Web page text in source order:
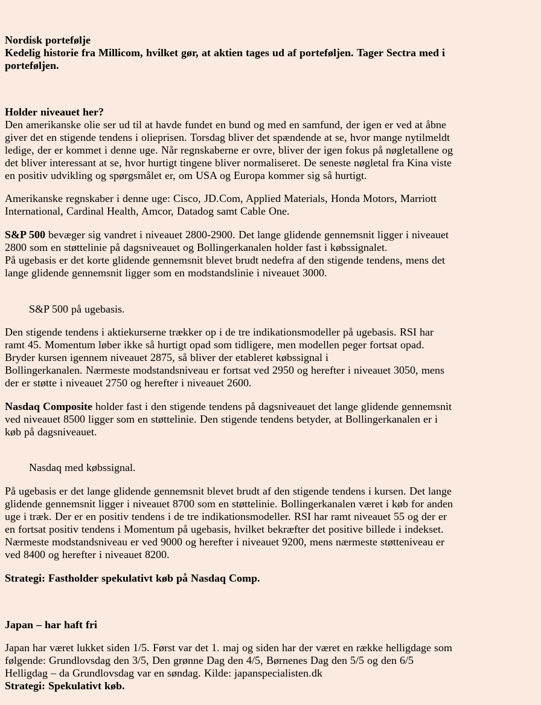
Nordisk portefølje
Kedelig historie fra Millicom, hvilket gør, at aktien tages ud af porteføljen. Tager Sectra med i
porteføljen.
Holder niveauet her?
Den amerikanske olie ser ud til at havde fundet en bund og med en samfund, der igen er ved at åbne
giver det en stigende tendens i olieprisen. Torsdag bliver det spændende at se, hvor mange nytilmeldt
ledige, der er kommet i denne uge. Når regnskaberne er ovre, bliver der igen fokus på nøgletallene og
det bliver interessant at se, hvor hurtigt tingene bliver normaliseret. De seneste nøgletal fra Kina viste
en positiv udvikling og spørgsmålet er, om USA og Europa kommer sig så hurtigt.
Amerikanske regnskaber i denne uge: Cisco, JD.Com, Applied Materials, Honda Motors, Marriott
International, Cardinal Health, Amcor, Datadog samt Cable One.
S&P 500 bevæger sig vandret i niveauet 2800-2900. Det lange glidende gennemsnit ligger i niveauet
2800 som en støttelinie på dagsniveauet og Bollingerkanalen holder fast i købssignalet.
På ugebasis er det korte glidende gennemsnit blevet brudt nedefra af den stigende tendens, mens det
lange glidende gennemsnit ligger som en modstandslinie i niveauet 3000.
S&P 500 på ugebasis.
Den stigende tendens i aktiekurserne trækker op i de tre indikationsmodeller på ugebasis. RSI har
ramt 45. Momentum løber ikke så hurtigt opad som tidligere, men modellen peger fortsat opad.
Bryder kursen igennem niveauet 2875, så bliver der etableret købssignal i
Bollingerkanalen. Nærmeste modstandsniveau er fortsat ved 2950 og herefter i niveauet 3050, mens
der er støtte i niveauet 2750 og herefter i niveauet 2600.
Nasdaq Composite holder fast i den stigende tendens på dagsniveauet det lange glidende gennemsnit
ved niveauet 8500 ligger som en støttelinie. Den stigende tendens betyder, at Bollingerkanalen er i
køb på dagsniveauet.
Nasdaq med købssignal.
På ugebasis er det lange glidende gennemsnit blevet brudt af den stigende tendens i kursen. Det lange
glidende gennemsnit ligger i niveauet 8700 som en støttelinie. Bollingerkanalen været i køb for anden
uge i træk. Der er en positiv tendens i de tre indikationsmodeller. RSI har ramt niveauet 55 og der er
en fortsat positiv tendens i Momentum på ugebasis, hvilket bekræfter det positive billede i indekset.
Nærmeste modstandsniveau er ved 9000 og herefter i niveauet 9200, mens nærmeste støtteniveau er
ved 8400 og herefter i niveauet 8200.
Strategi: Fastholder spekulativt køb på Nasdaq Comp.
Japan – har haft fri
Japan har været lukket siden 1/5. Først var det 1. maj og siden har der været en række helligdage som
følgende: Grundlovsdag den 3/5, Den grønne Dag den 4/5, Børnenes Dag den 5/5 og den 6/5
Helligdag – da Grundlovsdag var en søndag. Kilde: japanspecialisten.dk
Strategi: Spekulativt køb.